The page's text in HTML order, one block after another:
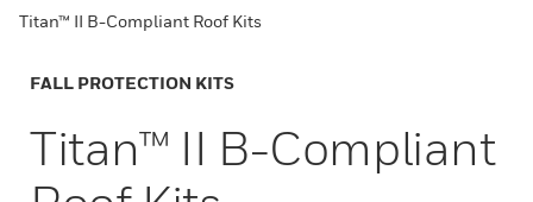
Titan™ II B-Compliant Roof Kits
FALL PROTECTION KITS
Titan™ II B-Compliant